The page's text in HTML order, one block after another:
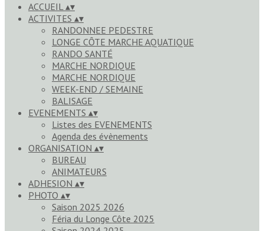
ACCUEIL▴▾
ACTIVITES ▴▾
RANDONNEE PEDESTRE
LONGE CÔTE MARCHE AQUATIQUE
RANDO SANTÉ
MARCHE NORDIQUE
MARCHE NORDIQUE
WEEK-END / SEMAINE
BALISAGE
EVENEMENTS ▴▾
Listes des EVENEMENTS
Agenda des évènements
ORGANISATION ▴▾
BUREAU
ANIMATEURS
ADHESION ▴▾
PHOTO ▴▾
Saison 2025 2026
Féria du Longe Côte 2025